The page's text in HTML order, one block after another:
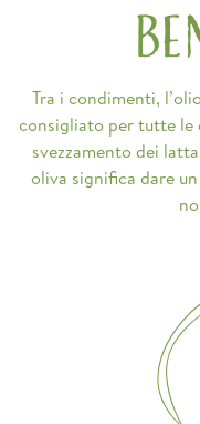
Tra i condimenti,
consigliato per tutte le
svezzamento dei
oliva significa dare